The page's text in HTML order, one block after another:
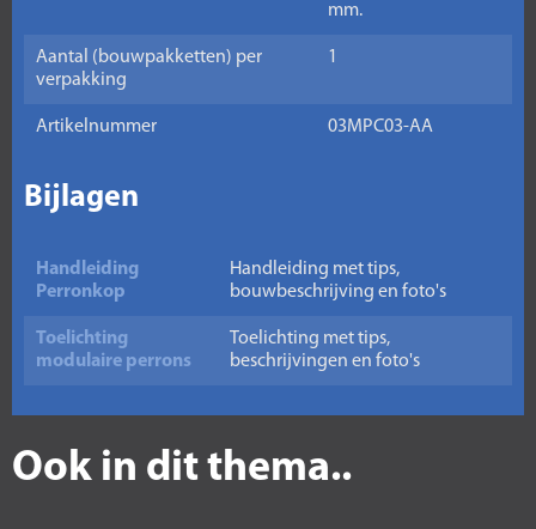
mm.
Aantal (bouwpakketten) per
verpakking
1
Artikelnummer 03MPC03-AA
Bijlagen
Handleiding
Perronkop
Handleiding met tips,
bouwbeschrijving en foto's
Toelichting
modulaire perrons
Toelichting met tips,
beschrijvingen en foto's
Ook in dit thema..